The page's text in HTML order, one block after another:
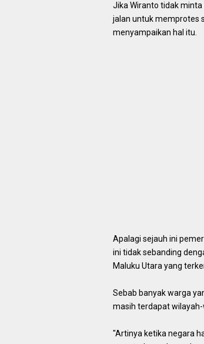
Jika Wiranto tidak
jalan untuk memprotes
menyampaikan hal itu.
Apalagi sejauh ini
ini tidak sebanding
Maluku Utara yang
Sebab banyak warga
masih terdapat
"Artinya ketika negara